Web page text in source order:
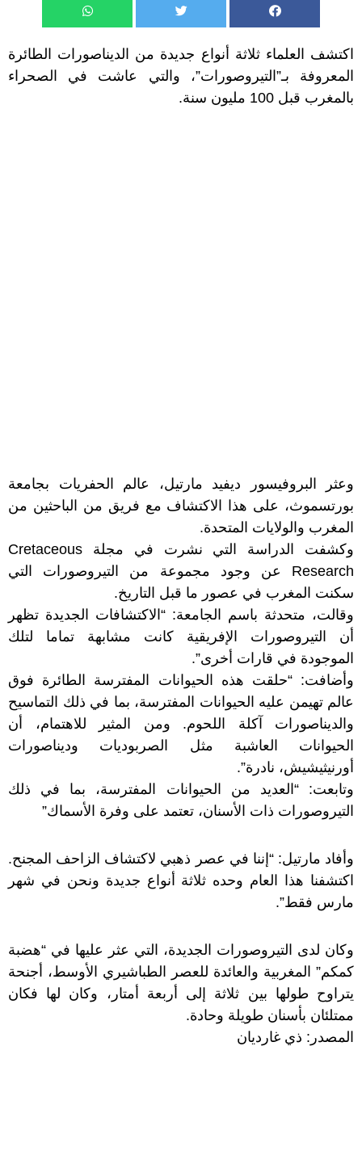
اكتشف العلماء ثلاثة أنواع جديدة من الديناصورات الطائرة
المعروفة بـ”التيروصورات”، والتي عاشت في الصحراء
بالمغرب قبل 100 مليون سنة.
وعثر البروفيسور ديفيد مارتيل، عالم الحفريات بجامعة
بورتسموث، على هذا الاكتشاف مع فريق من الباحثين من
المغرب والولايات المتحدة.
وكشفت الدراسة التي نشرت في مجلة Cretaceous
Research عن وجود مجموعة من التيروصورات التي
سكنت المغرب في عصور ما قبل التاريخ.
وقالت، متحدثة باسم الجامعة: “الاكتشافات الجديدة تظهر
أن التيروصورات الإفريقية كانت مشابهة تماما لتلك
الموجودة في قارات أخرى”.
وأضافت: “حلقت هذه الحيوانات المفترسة الطائرة فوق
عالم تهيمن عليه الحيوانات المفترسة، بما في ذلك التماسيح
والديناصورات آكلة اللحوم. ومن المثير للاهتمام، أن
الحيوانات العاشبة مثل الصربوديات وديناصورات
أورنيثيشيش، نادرة”.
وتابعت: “العديد من الحيوانات المفترسة، بما في ذلك
التيروصورات ذات الأسنان، تعتمد على وفرة الأسماك”
وأفاد مارتيل: “إننا في عصر ذهبي لاكتشاف الزاحف المجنح.
اكتشفنا هذا العام وحده ثلاثة أنواع جديدة ونحن في شهر
مارس فقط”.
وكان لدى التيروصورات الجديدة، التي عثر عليها في “هضبة
كمكم” المغربية والعائدة للعصر الطباشيري الأوسط، أجنحة
يتراوح طولها بين ثلاثة إلى أربعة أمتار، وكان لها فكان
ممتلئان بأسنان طويلة وحادة.
المصدر: ذي غارديان